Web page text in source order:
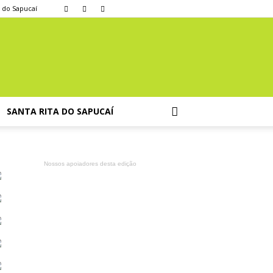
do Sapucaí
SANTA RITA DO SAPUCAÍ
Nossos apoiadores desta edição